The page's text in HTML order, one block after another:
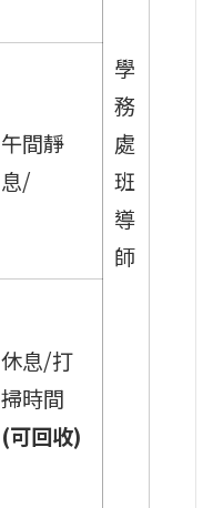
學
務
處
班
導
師
午間靜
息/
休息/打
掃時間
(可回收)